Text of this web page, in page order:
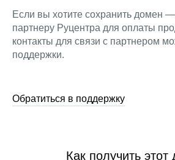
Если вы хотите сохранить домен —
партнеру Руцентра для оплаты
контакты для связи с партнером
поддержки.
Обратиться в поддержку
Как получить этот